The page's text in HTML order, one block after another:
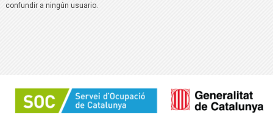
confundir a ningún usuario.